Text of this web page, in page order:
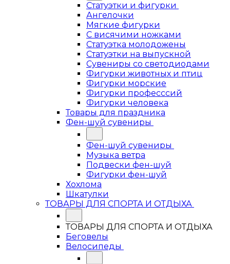
Статуэтки и фигурки
Ангелочки
Мягкие фигурки
С висячими ножками
Статуэтка молодожены
Статуэтки на выпускной
Сувениры со светодиодами
Фигурки животных и птиц
Фигурки морские
Фигурки професссий
Фигурки человека
Товары для праздника
Фен-шуй сувениры
Фен-шуй сувениры
Музыка ветра
Подвески фен-шуй
Фигурки фен-шуй
Хохлома
Шкатулки
ТОВАРЫ ДЛЯ СПОРТА И ОТДЫХА
ТОВАРЫ ДЛЯ СПОРТА И ОТДЫХА
Беговелы
Велосипеды